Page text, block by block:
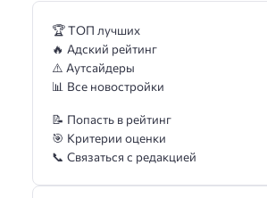
🏆 ТОП лучших
🔥 Адский рейтинг
⚠️ Аутсайдеры
📊 Все новостройки
📝 Попасть в рейтинг
🎯 Критерии оценки
📞 Связаться с редакцией